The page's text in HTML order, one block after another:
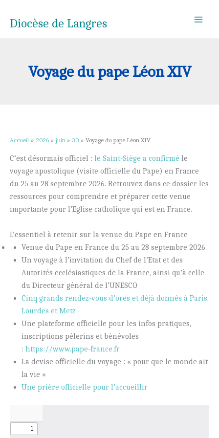
Diocèse de Langres
Voyage du pape Léon XIV
Accueil 2026 juin 30 Voyage du pape Léon XIV
C’est désormais officiel : le Saint-Siège a confirmé le
voyage apostolique (visite officielle du Pape) en France
du 25 au 28 septembre 2026. Retrouvez dans ce dossier les
ressources pour comprendre et préparer cette venue
importante pour l’Eglise catholique qui est en France.
L’essentiel à retenir sur la venue du Pape en France
Venue du Pape en France du 25 au 28 septembre 2026
Un voyage à l’invitation du Chef de l’Etat et des
Autorités ecclésiastiques de la France, ainsi qu’à celle
du Directeur général de l’UNESCO
Cinq grands rendez-vous d’ores et déjà donnés à Paris,
Lourdes et Metz
Une plateforme officielle pour les infos pratiques,
inscriptions pélerins et bénévoles
: https://www.pape-france.fr
La devise officielle du voyage : « pour que le monde ait
la vie »
Une prière officielle pour l’accueillir